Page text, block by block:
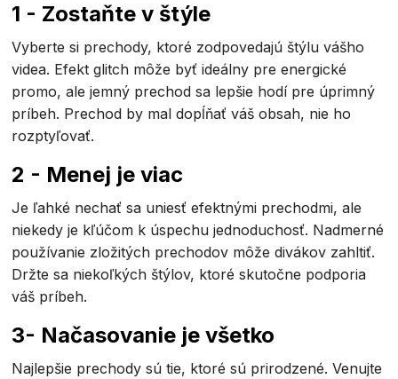
1 - Zostaňte v štýle
Vyberte si prechody, ktoré zodpovedajú štýlu vášho
videa. Efekt glitch môže byť ideálny pre energické
promo, ale jemný prechod sa lepšie hodí pre úprimný
príbeh. Prechod by mal dopĺňať váš obsah, nie ho
rozptyľovať.
2 - Menej je viac
Je ľahké nechať sa uniesť efektnými prechodmi, ale
niekedy je kľúčom k úspechu jednoduchosť. Nadmerné
používanie zložitých prechodov môže divákov zahltiť.
Držte sa niekoľkých štýlov, ktoré skutočne podporia
váš príbeh.
3- Načasovanie je všetko
Najlepšie prechody sú tie, ktoré sú prirodzené. Venujte